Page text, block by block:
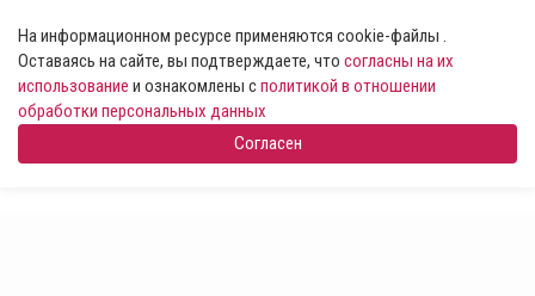
На информационном ресурсе применяются cookie-файлы .
Оставаясь на сайте, вы подтверждаете, что согласны на их
использование и ознакомлены сполитикой в отношении
обработки персональных данных
Согласен